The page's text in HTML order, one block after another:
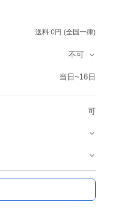
送料:0円 (全国一律)
不可
当日~16日
可